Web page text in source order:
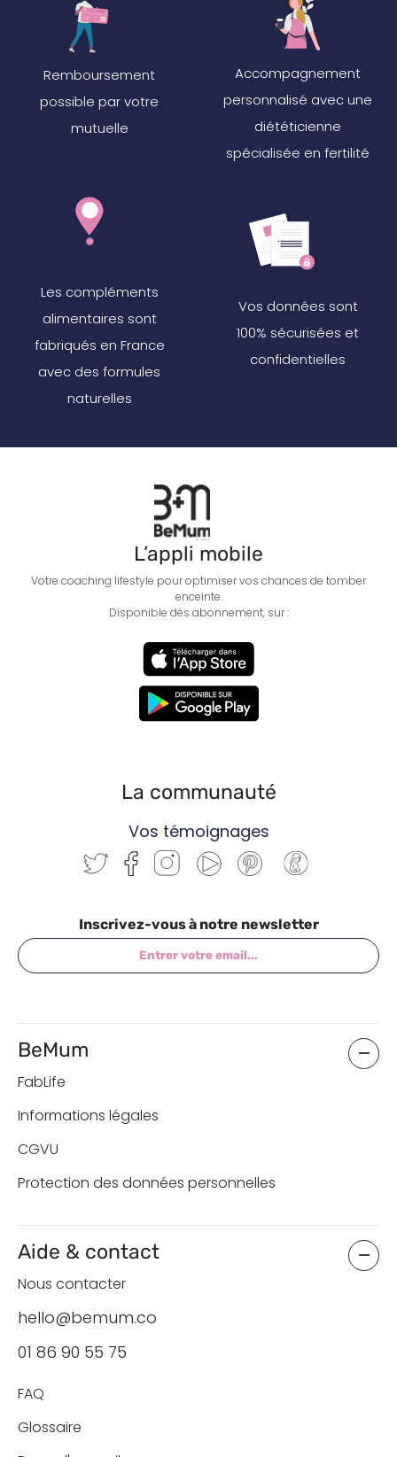
Remboursement
possible par votre
mutuelle
Accompagnement
personnalisé avec une
diététicienne
spécialisée en fertilité
Les compléments
alimentaires sont
fabriqués en France
avec des formules
naturelles
Vos données sont
100% sécurisées et
confidentielles
La communauté
Vos témoignages
Inscrivez-vous à notre newsletter
L’appli mobile
Votre coaching lifestyle pour optimiser vos chances de tomber
enceinte.
Disponible dès abonnement, sur :
BeMum
FabLife
Informations légales
CGVU
Protection des données personnelles
Aide & contact
Nous contacter
hello@bemum.co
01 86 90 55 75
FAQ
Glossaire